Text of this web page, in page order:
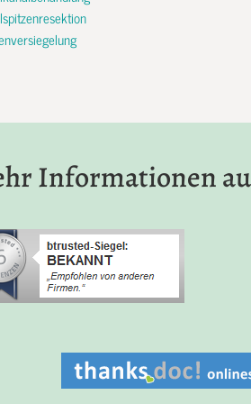
Informationen